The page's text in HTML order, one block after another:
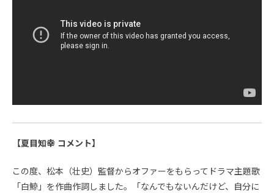
【夏目知幸 コメント】
この度、松本（壮史）監督からオファーをもらってドラマ主題歌
「白鯨」を作曲作詞しました。「なんでもないんだけど、自分に